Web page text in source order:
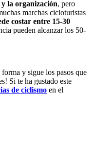
la organización, pero
marchas cicloturistas
costar entre 15-30
pueden alcanzar los 50-
forma y sigue los pasos que
Si te ha gustado este
de ciclismo en el